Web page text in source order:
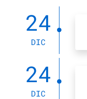
24
DIC
24
DIC